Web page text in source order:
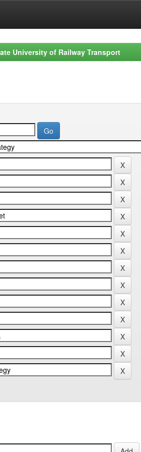
University of Railway Transport